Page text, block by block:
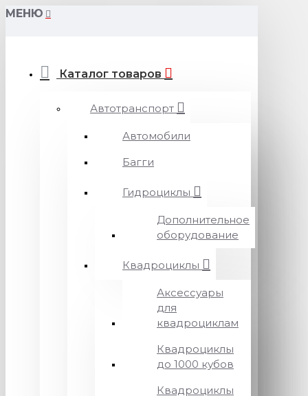
МЕНЮ
Каталог товаров
Автотранспорт
Автомобили
Багги
Гидроциклы
Дополнительное
оборудование
Квадроциклы
Аксессуары
для
квадроциклам
Квадроциклы
до 1000 кубов
Квадроциклы